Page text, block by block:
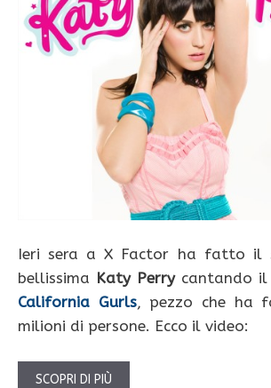
Ieri sera a X Factor ha fatto il
bellissima Katy Perrycantando il
California Gurls, pezzo che ha
milioni di persone. Ecco il video:
SCOPRI DI PIÙ